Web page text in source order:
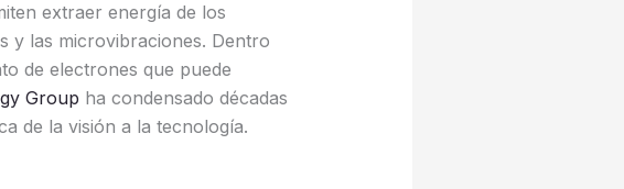
extraer energía de los
y las microvibraciones. Dentro
de electrones que puede
Group ha condensado décadas
de la visión a la tecnología.